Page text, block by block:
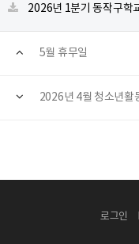
2026년 1분기 동작구학
5월 휴무일
2026년 4월 청소년활
로그인